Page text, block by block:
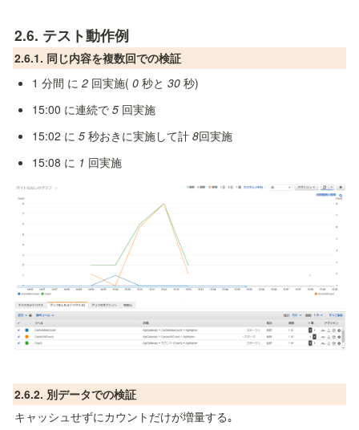
2.6. テスト動作例
2.6.1. 同じ内容を複数回での検証
1 分間 に 2 回実施( 0 秒と 30 秒)
15:00 に連続で 5 回実施
15:02 に 5 秒おきに実施して計 8回実施
15:08 に 1 回実施
2.6.2. 別データでの検証
キャッシュせずにカウントだけが増量する｡